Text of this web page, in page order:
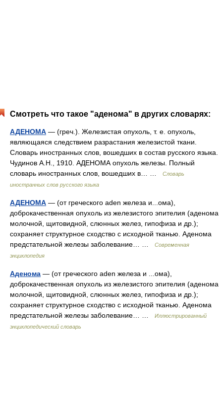
Смотреть что такое "аденома" в других словарях:
АДЕНОМА — (греч.). Железистая опухоль, т. е. опухоль,
являющаяся следствием разрастания железистой ткани.
Словарь иностранных слов, вошедших в состав русского языка.
Чудинов А.Н., 1910. АДЕНОМА опухоль железы. Полный
словарь иностранных слов, вошедших в… …
Словарь
иностранных слов русского языка
АДЕНОМА — (от греческого aden железа и...ома),
доброкачественная опухоль из железистого эпителия (аденома
молочной, щитовидной, слюнных желез, гипофиза и др.);
сохраняет структурное сходство с исходной тканью. Аденома
предстательной железы заболевание… …
Современная
энциклопедия
Аденома — (от греческого aden железа и ...ома),
доброкачественная опухоль из железистого эпителия (аденома
молочной, щитовидной, слюнных желез, гипофиза и др.);
сохраняет структурное сходство с исходной тканью. Аденома
предстательной железы заболевание… …
Иллюстрированный
энциклопедический словарь